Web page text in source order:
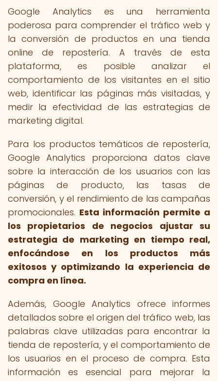
Google Analytics es una herramienta
poderosa para comprender el tráfico web y
la conversión de productos en una tienda
online de repostería. A través de esta
plataforma, es posible analizar el
comportamiento de los visitantes en el sitio
web, identificar las páginas más visitadas, y
medir la efectividad de las estrategias de
marketing digital.
Para los productos temáticos de repostería,
Google Analytics proporciona datos clave
sobre la interacción de los usuarios con las
páginas de producto, las tasas de
conversión, y el rendimiento de las campañas
promocionales. Esta información permite a
los propietarios de negocios ajustar su
estrategia de marketing en tiempo real,
enfocándose en los productos más
exitosos y optimizando la experiencia de
compra en línea.
Además, Google Analytics ofrece informes
detallados sobre el origen del tráfico web, las
palabras clave utilizadas para encontrar la
tienda de repostería, y el comportamiento de
los usuarios en el proceso de compra. Esta
información es esencial para mejorar la